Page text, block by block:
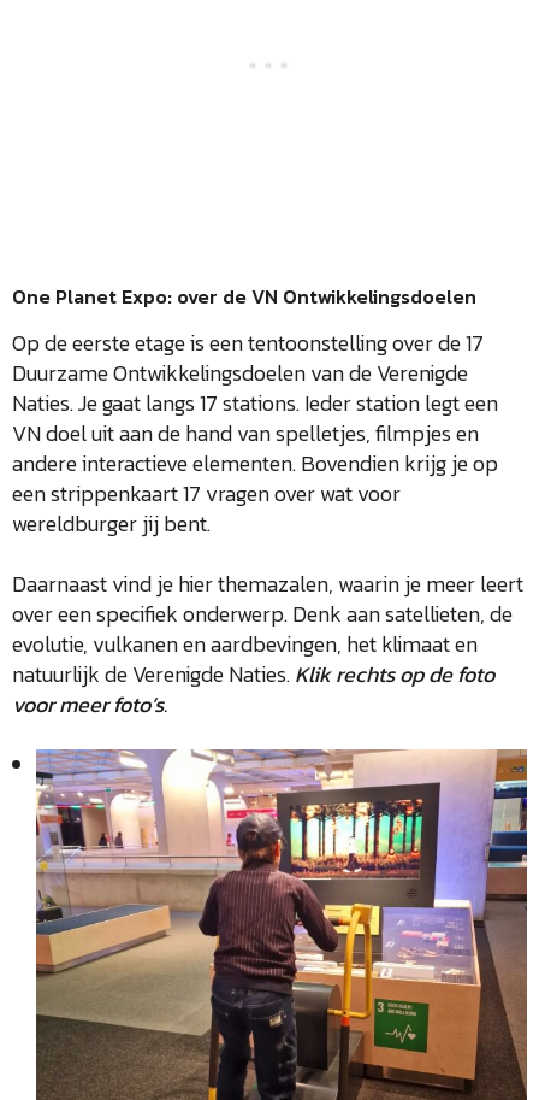
One Planet Expo: over de VN Ontwikkelingsdoelen
Op de eerste etage is een tentoonstelling over de 17
Duurzame Ontwikkelingsdoelen van de Verenigde
Naties. Je gaat langs 17 stations. Ieder station legt een
VN doel uit aan de hand van spelletjes, filmpjes en
andere interactieve elementen. Bovendien krijg je op
een strippenkaart 17 vragen over wat voor
wereldburger jij bent.
Daarnaast vind je hier themazalen, waarin je meer leert
over een specifiek onderwerp. Denk aan satellieten, de
evolutie, vulkanen en aardbevingen, het klimaat en
natuurlijk de Verenigde Naties.Klik rechts op de foto
voor meer foto’s.